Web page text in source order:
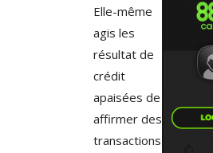
Elle-même
agis les
résultat de
crédit
apaisées de
affirmer des
transactions